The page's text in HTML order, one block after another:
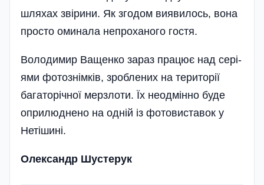
шляхах звірини. Як згодом виявилось, вона
просто оминала непроханого гостя.
Володимир Ващенко зараз працює над сері­
ями фотознімків, зроблених на території
багаторічної мерзлоти. Їх неодмінно буде
оприлюднено на одній із фотовиставок у
Нетішині.
Олександр Шустерук